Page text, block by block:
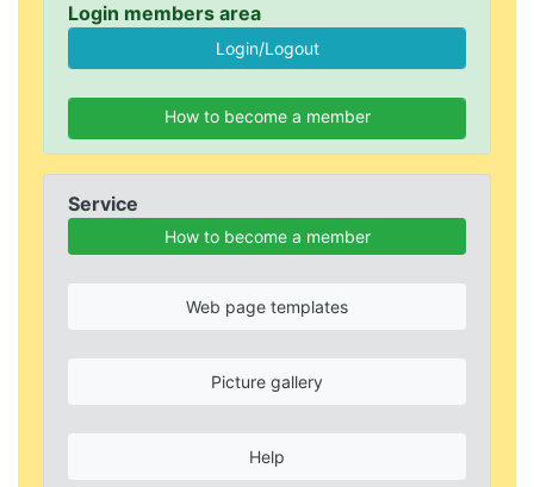
Login members area
How to become a member
Service
How to become a member
Web page templates
Picture gallery
Help